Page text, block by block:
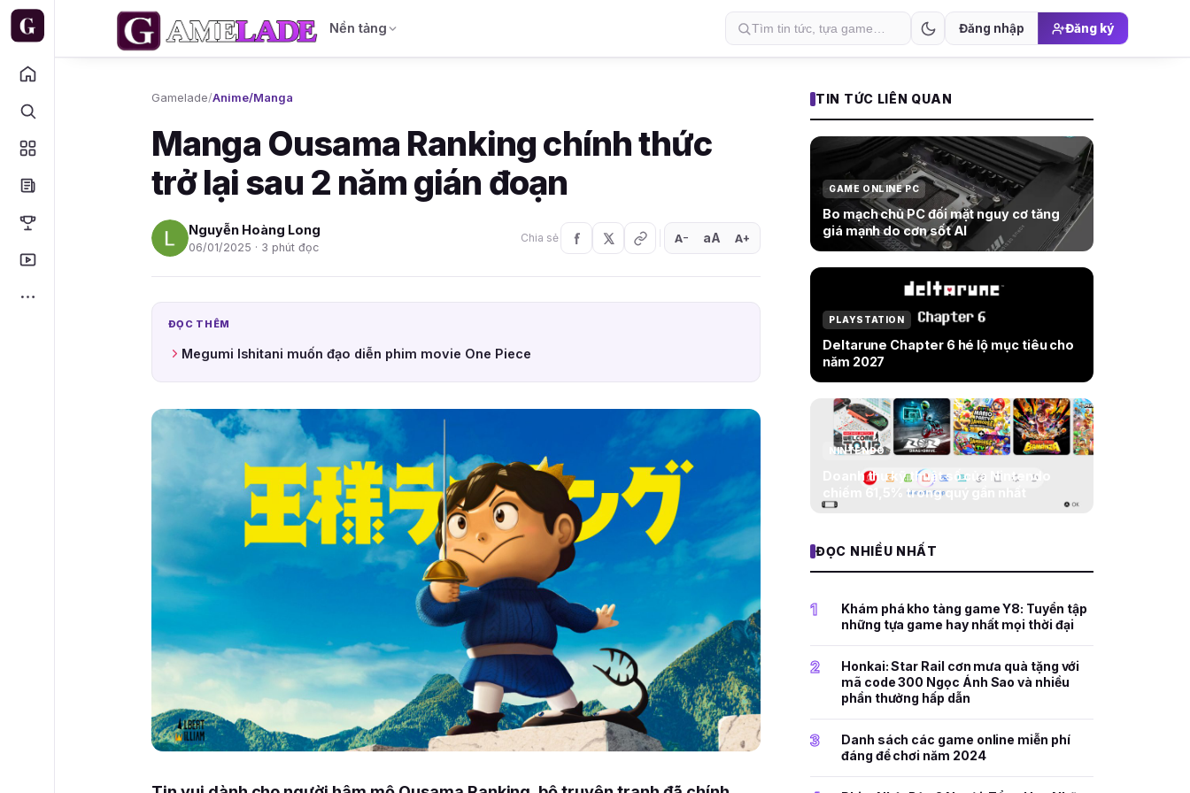
Nền tảng Đăng nhập Đăng ký
Gamelade/Anime/Manga
Manga Ousama Ranking chính thức
trở lại sau 2 năm gián đoạn
Nguyễn Hoàng Long
06/01/2025 · 3 phút đọc
Chia sẻ A− aA A+
ĐỌC THÊM
Megumi Ishitani muốn đạo diễn phim movie One Piece
TIN TỨC LIÊN QUAN
GAME ONLINE PC
Bo mạch chủ PC đối mặt nguy cơ tăng
giá mạnh do cơn sốt AI
PLAYSTATION
Deltarune Chapter 6 hé lộ mục tiêu cho
năm 2027
NINTENDO
Doanh thu kỹ thuật số của Nintendo
chiếm 61,5% trong quý gần nhất
ĐỌC NHIỀU NHẤT
1
Khám phá kho tàng game Y8: Tuyển tập
những tựa game hay nhất mọi thời đại
2
Honkai: Star Rail cơn mưa quà tặng với
mã code 300 Ngọc Ánh Sao và nhiều
phần thưởng hấp dẫn
3
Danh sách các game online miễn phí
đáng để chơi năm 2024